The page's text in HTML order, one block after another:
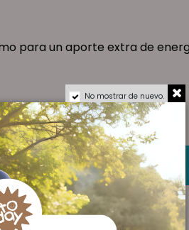
para un aporte extra de
en Amazon
Chia Seeds
No mostrar de nuevo.